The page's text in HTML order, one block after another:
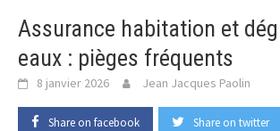
Assurance habitation et
eaux : pièges fréquents
8 janvier 2026 Jean Jacques Paolin
Share on facebook Share on twitter